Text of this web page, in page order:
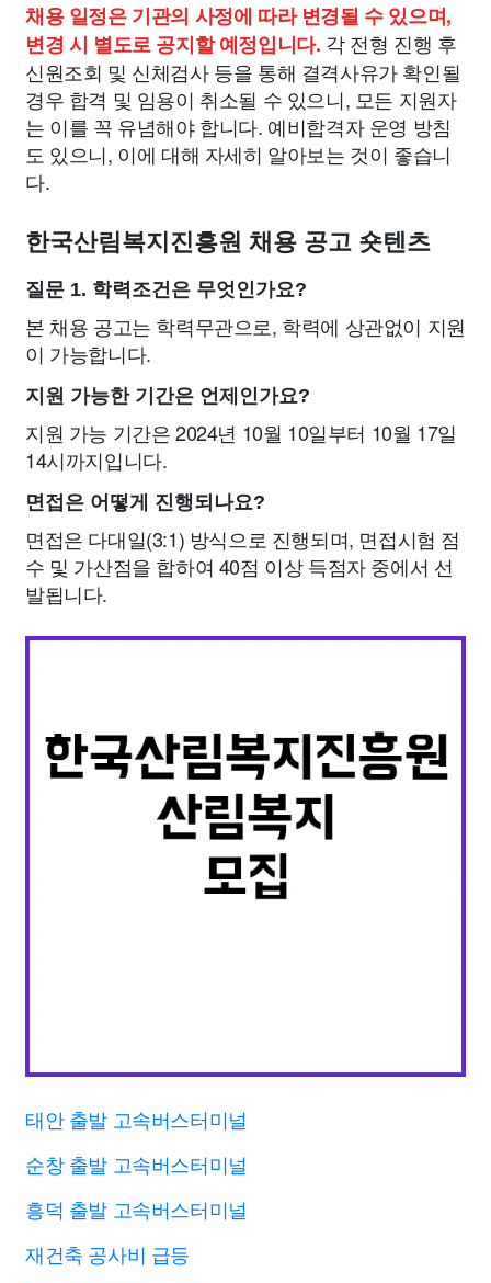
채용 일정은 기관의 사정에 따라 변경될 수 있으며,
변경 시 별도로 공지할 예정입니다. 각 전형 진행 후
신원조회 및 신체검사 등을 통해 결격사유가 확인될
경우 합격 및 임용이 취소될 수 있으니, 모든 지원자
는 이를 꼭 유념해야 합니다. 예비합격자 운영 방침
도 있으니, 이에 대해 자세히 알아보는 것이 좋습니
다.
한국산림복지진흥원 채용 공고 숏텐츠
질문 1. 학력조건은 무엇인가요?
본 채용 공고는 학력무관으로, 학력에 상관없이 지원
이 가능합니다.
지원 가능한 기간은 언제인가요?
지원 가능 기간은 2024년 10월 10일부터 10월 17일
14시까지입니다.
면접은 어떻게 진행되나요?
면접은 다대일(3:1) 방식으로 진행되며, 면접시험 점
수 및 가산점을 합하여 40점 이상 득점자 중에서 선
발됩니다.
태안 출발 고속버스터미널
순창 출발 고속버스터미널
흥덕 출발 고속버스터미널
재건축 공사비 급등